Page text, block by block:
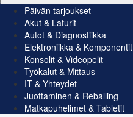
Päivän tarjoukset
Akut & Laturit
Autot & Diagnostiikka
Elektroniikka & Komponentit
Konsolit & Videopelit
Työkalut & Mittaus
IT & Yhteydet
Juottaminen & Reballing
Matkapuhelimet & Tabletit